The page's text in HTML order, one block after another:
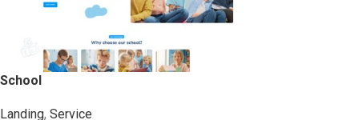
School
Landing, Service